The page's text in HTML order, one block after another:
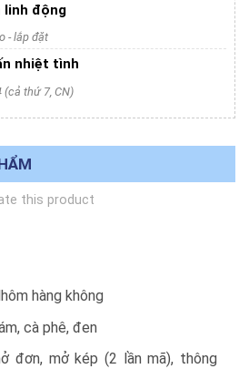
linh động
- lắp đặt
nhiệt tình
(cả thứ 7, CN)
this product
hàng không
cà phê, đen
đơn, mở kép (2 lần mã), thông